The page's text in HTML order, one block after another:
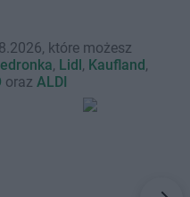
które możesz
, Lidl, Kaufland,
oraz ALDI